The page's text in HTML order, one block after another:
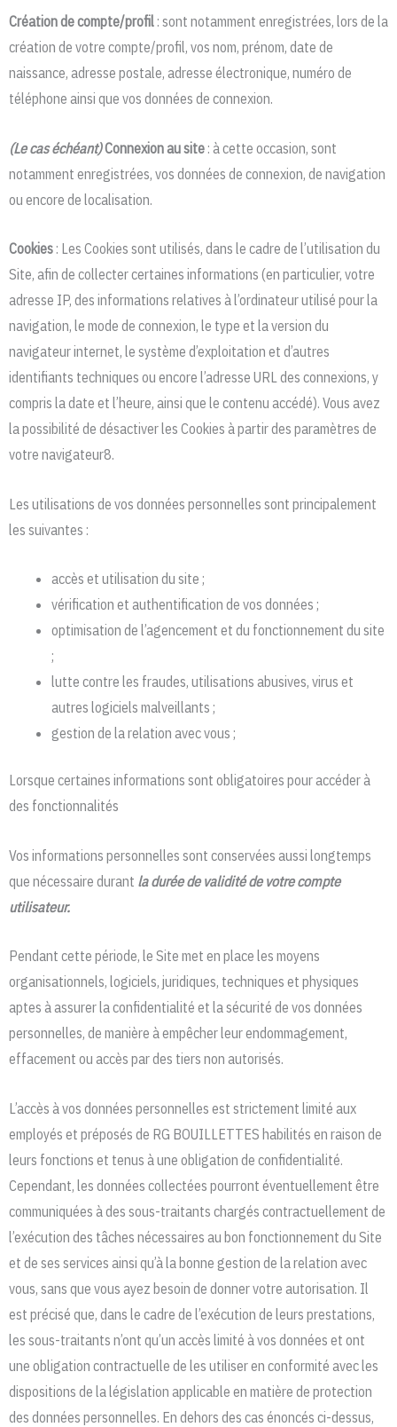
Création de compte/profil : sont notamment enregistrées, lors de la
création de votre compte/profil, vos nom, prénom, date de
naissance, adresse postale, adresse électronique, numéro de
téléphone ainsi que vos données de connexion.
(Le cas échéant)Connexion au site : à cette occasion, sont
notamment enregistrées, vos données de connexion, de navigation
ou encore de localisation.
Cookies : Les Cookies sont utilisés, dans le cadre de l’utilisation du
Site, afin de collecter certaines informations (en particulier, votre
adresse IP, des informations relatives à l’ordinateur utilisé pour la
navigation, le mode de connexion, le type et la version du
navigateur internet, le système d’exploitation et d’autres
identifiants techniques ou encore l’adresse URL des connexions, y
compris la date et l’heure, ainsi que le contenu accédé). Vous avez
la possibilité de désactiver les Cookies à partir des paramètres de
votre navigateur8.
Les utilisations de vos données personnelles sont principalement
les suivantes :
accès et utilisation du site ;
vérification et authentification de vos données ;
optimisation de l’agencement et du fonctionnement du site
;
lutte contre les fraudes, utilisations abusives, virus et
autres logiciels malveillants ;
gestion de la relation avec vous ;
Lorsque certaines informations sont obligatoires pour accéder à
des fonctionnalités
Vos informations personnelles sont conservées aussi longtemps
que nécessaire durant la durée de validité de votre compte
utilisateur.
Pendant cette période, le Site met en place les moyens
organisationnels, logiciels, juridiques, techniques et physiques
aptes à assurer la confidentialité et la sécurité de vos données
personnelles, de manière à empêcher leur endommagement,
effacement ou accès par des tiers non autorisés.
L’accès à vos données personnelles est strictement limité aux
employés et préposés de RG BOUILLETTES habilités en raison de
leurs fonctions et tenus à une obligation de confidentialité.
Cependant, les données collectées pourront éventuellement être
communiquées à des sous-traitants chargés contractuellement de
l’exécution des tâches nécessaires au bon fonctionnement du Site
et de ses services ainsi qu’à la bonne gestion de la relation avec
vous, sans que vous ayez besoin de donner votre autorisation. Il
est précisé que, dans le cadre de l’exécution de leurs prestations,
les sous-traitants n’ont qu’un accès limité à vos données et ont
une obligation contractuelle de les utiliser en conformité avec les
dispositions de la législation applicable en matière de protection
des données personnelles. En dehors des cas énoncés ci-dessus,